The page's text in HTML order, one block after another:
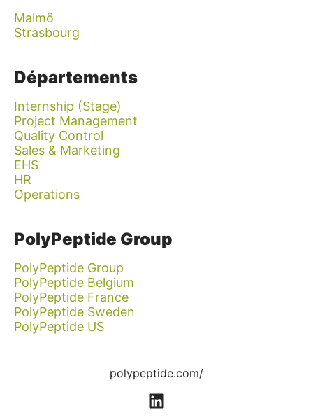
Malmö
Strasbourg
Départements
Internship (Stage)
Project Management
Quality Control
Sales & Marketing
EHS
HR
Operations
PolyPeptide Group
PolyPeptide Group
PolyPeptide Belgium
PolyPeptide France
PolyPeptide Sweden
PolyPeptide US
polypeptide.com/